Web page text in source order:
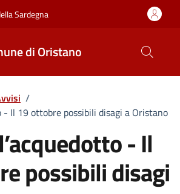
Sardegna
di Oristano
/
- Il 19 ottobre possibili disagi a Oristano
- Il
possibili disagi